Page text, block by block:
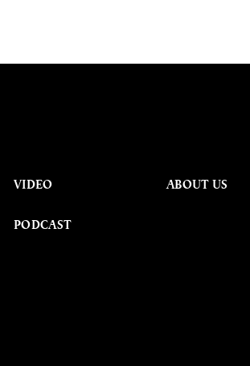
VIDEO
PODCAST
ABOUT US